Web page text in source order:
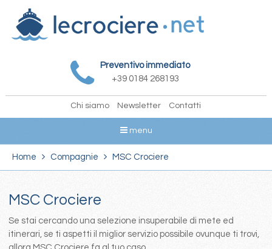
Preventivo immediato
+39 0184 268193
Chi siamo Newsletter Contatti
menu
Home Compagnie MSC Crociere
MSC Crociere
Se stai cercando una selezione insuperabile di mete ed
itinerari, se ti aspetti il miglior servizio possibile ovunque ti trovi,